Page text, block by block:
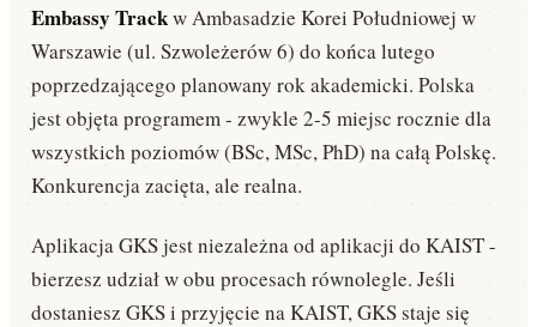
Embassy Trackw Ambasadzie Korei Południowej w
Warszawie (ul. Szwoleżerów 6) do końca lutego
poprzedzającego planowany rok akademicki. Polska
jest objęta programem - zwykle 2-5 miejsc rocznie dla
wszystkich poziomów (BSc, MSc, PhD) na całą Polskę.
Konkurencja zacięta, ale realna.
Aplikacja GKS jest niezależna od aplikacji do KAIST -
bierzesz udział w obu procesach równolegle. Jeśli
dostaniesz GKS i przyjęcie na KAIST, GKS staje się